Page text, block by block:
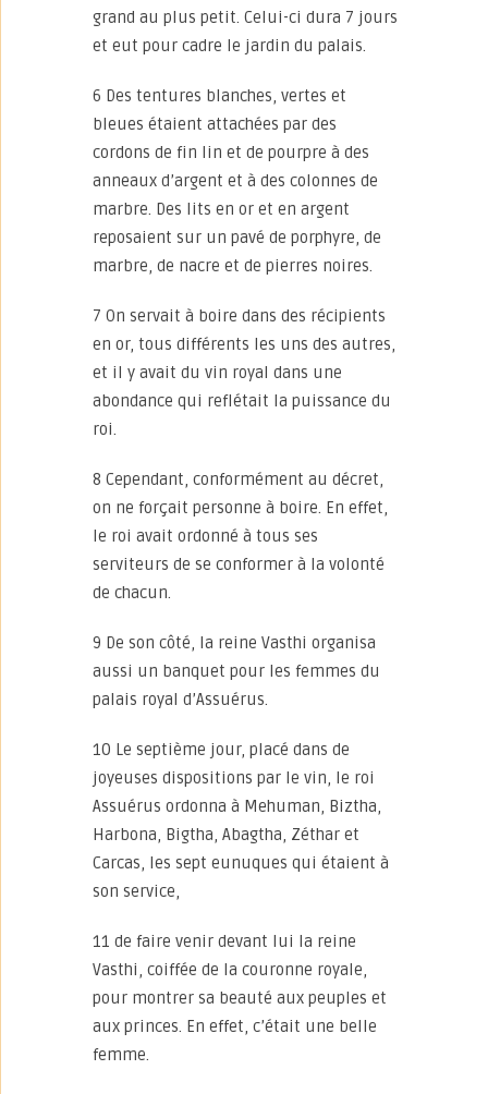
grand au plus petit. Celui-ci dura 7 jours
et eut pour cadre le jardin du palais.
6 Des tentures blanches, vertes et
bleues étaient attachées par des
cordons de fin lin et de pourpre à des
anneaux d’argent et à des colonnes de
marbre. Des lits en or et en argent
reposaient sur un pavé de porphyre, de
marbre, de nacre et de pierres noires.
7 On servait à boire dans des récipients
en or, tous différents les uns des autres,
et il y avait du vin royal dans une
abondance qui reflétait la puissance du
roi.
8 Cependant, conformément au décret,
on ne forçait personne à boire. En effet,
le roi avait ordonné à tous ses
serviteurs de se conformer à la volonté
de chacun.
9 De son côté, la reine Vasthi organisa
aussi un banquet pour les femmes du
palais royal d’Assuérus.
10 Le septième jour, placé dans de
joyeuses dispositions par le vin, le roi
Assuérus ordonna à Mehuman, Biztha,
Harbona, Bigtha, Abagtha, Zéthar et
Carcas, les sept eunuques qui étaient à
son service,
11 de faire venir devant lui la reine
Vasthi, coiffée de la couronne royale,
pour montrer sa beauté aux peuples et
aux princes. En effet, c’était une belle
femme.